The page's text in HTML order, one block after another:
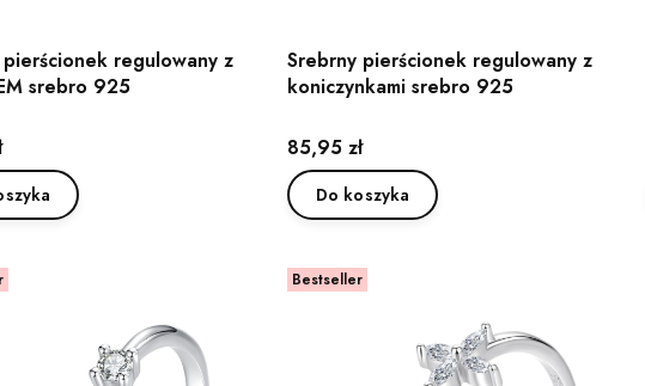
regulowany z
srebro 925
Srebrny pierścionek regulowany z
koniczynkami srebro 925
Cena
85,95 zł
Do koszyka
Bestseller